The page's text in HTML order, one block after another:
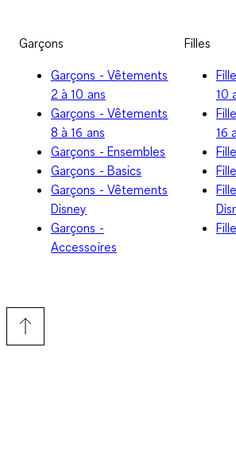
Garçons
Garçons - Vêtements
2 à 10 ans
Garçons - Vêtements
8 à 16 ans
Garçons - Ensembles
Garçons - Basics
Garçons - Vêtements
Disney
Garçons -
Accessoires
Filles
10
16